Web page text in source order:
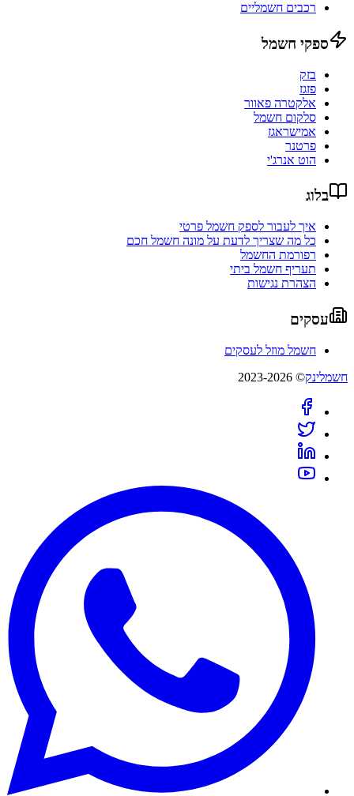
רכבים חשמליים
ספקי חשמל
בזק
פזגז
אלקטרה פאוור
סלקום חשמל
אמישראגז
פרטנר
הוט אנרג'י
בלוג
איך לעבור לספק חשמל פרטי
כל מה שצריך לדעת על מונה חשמל חכם
רפורמת החשמל
תעריף חשמל ביתי
הצהרת נגישות
עסקים
חשמל מוזל לעסקים
חשמלינק© 2023-2026